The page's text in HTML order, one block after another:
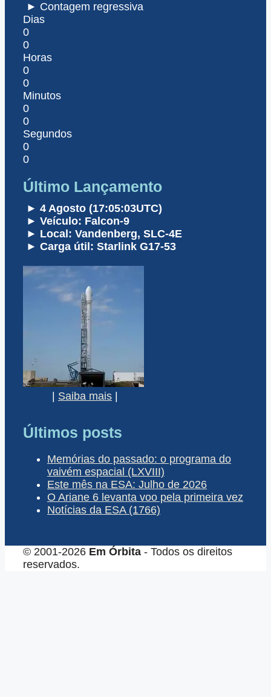
► Contagem regressiva
Dias
0
0
Horas
0
0
Minutos
0
0
Segundos
0
0
Último Lançamento
► 4 Agosto (17:05:03UTC)
► Veículo: Falcon-9
► Local: Vandenberg, SLC-4E
► Carga útil: Starlink G17-53
| Saiba mais |
Últimos posts
Memórias do passado: o programa do
vaivém espacial (LXVIII)
Este mês na ESA: Julho de 2026
O Ariane 6 levanta voo pela primeira vez
Notícias da ESA (1766)
© 2001-2026 Em Órbita - Todos os direitos
reservados.